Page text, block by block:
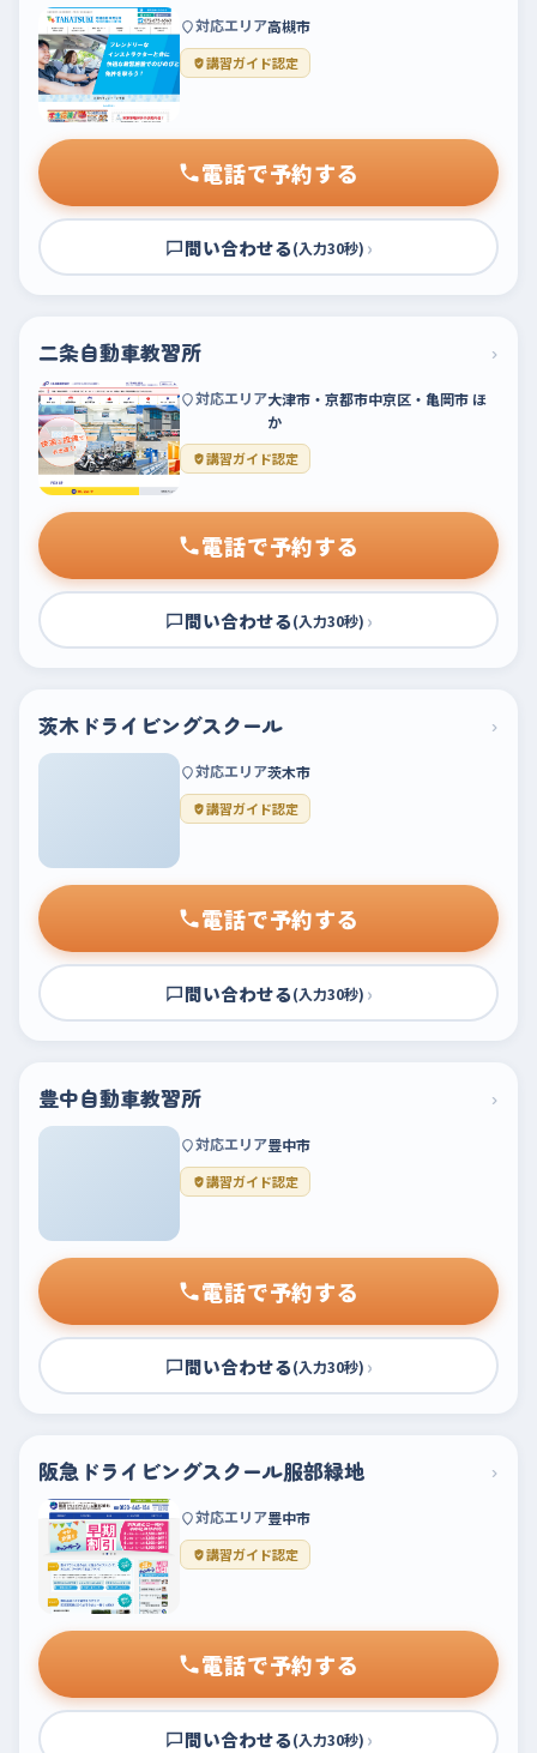
対応エリア高槻市
講習ガイド認定
電話で予約する
問い合わせる(入力30秒) ›
二条自動車教習所 ›
対応エリア大津市・京都市中京区・亀岡市 ほ
か
講習ガイド認定
電話で予約する
問い合わせる(入力30秒) ›
茨木ドライビングスクール ›
対応エリア茨木市
講習ガイド認定
電話で予約する
問い合わせる(入力30秒) ›
豊中自動車教習所 ›
対応エリア豊中市
講習ガイド認定
電話で予約する
問い合わせる(入力30秒) ›
阪急ドライビングスクール服部緑地 ›
対応エリア豊中市
講習ガイド認定
電話で予約する
問い合わせる(入力30秒) ›